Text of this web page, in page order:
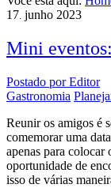
17. junho 2023
Mini
Postado porEditor
Gastronomia
Reunir os amigos é
comemorar uma
apenas para colocar
oportunidade de
isso de várias